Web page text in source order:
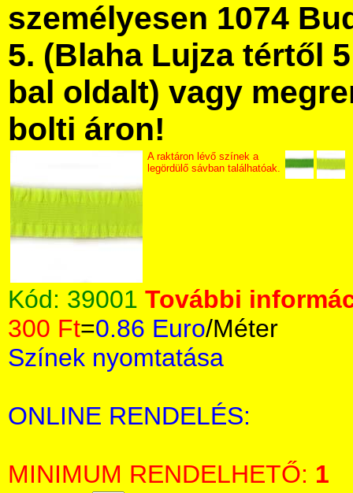
személyesen 1074
5. (Blaha Lujza tértől
bal oldalt) vagy
bolti áron!
A raktáron lévő színek a
legördülő sávban találhatóak.
Kód: 39001 További
300 Ft=0.86 Euro/Méter
Színek nyomtatása
ONLINE RENDELÉS:
MINIMUM RENDELHETŐ: 1